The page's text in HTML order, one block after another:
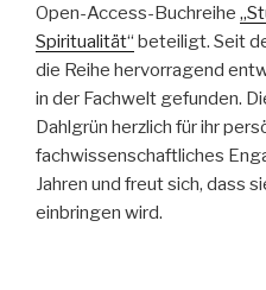
Open-Access-Buchreihe
Spiritualität“ beteiligt. Seit
die Reihe hervorragend
in der Fachwelt gefunden.
Dahlgrün herzlich für ihr
fachwissenschaftliches
Jahren und freut sich, dass
einbringen wird.